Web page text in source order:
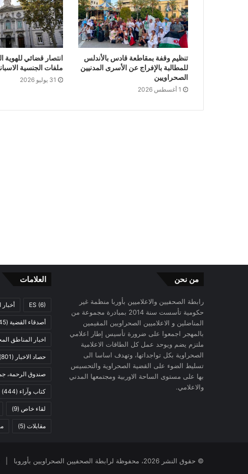
تنظيم وقفة بمقاطعة قادس بالأندلس
للمطالبة بالإفراج عن الأسرى المدنيين
الصحراويين
1 أغسطس 2026
انتصار قضائي
ملفات الجنسية
31 يوليو 2026
من نحن
رابطة الصحفيين والاعلاميين بأوربا منظمة غير
حكومية تأسست سنة 2014 بمبادرة مجموعة من
المناضلين و الاعلاميين الصحراويين المقيمين
بالمهجر اجمعوا على ضرورة تأسيس إطار اعلامي
ملتزم يضم ويوحد عمل كل الطاقات الاعلامية
الصحراوية بكل تواجداتها، وتهدف اساسا الى
تسليط الضوء على القضية الصحراوية والتحسيس
بها على مستوى الساحة الاوربية ومجتمعها المدني
والاعلامي.
العلامات
ES (6) أخبار
أصدقاء القضية (45)
اخبار المناطق
حصاد الاخبار (801)
صندوق الرحمة،
كتاب وآراء (444)
لقاء خاص (9)
مقابلات (5)
© حقوق النشر 2026، محفوظة لرابطة الصحفيين الصحراويين بأوروبا |